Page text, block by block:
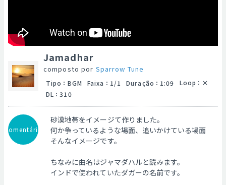
Jamadhar
composto por Sparrow Tune
Tipo ： BGM Faixa ： 1/1 Duração ： 1:09 Loop ：
DL ： 310
Comentário
砂漠地帯をイメージて作りました。
何か争っているような場面、追いかけている場面
そんなイメージです。
ちなみに曲名はジャマダハルと読みます。
インドで使われていたダガーの名前です。